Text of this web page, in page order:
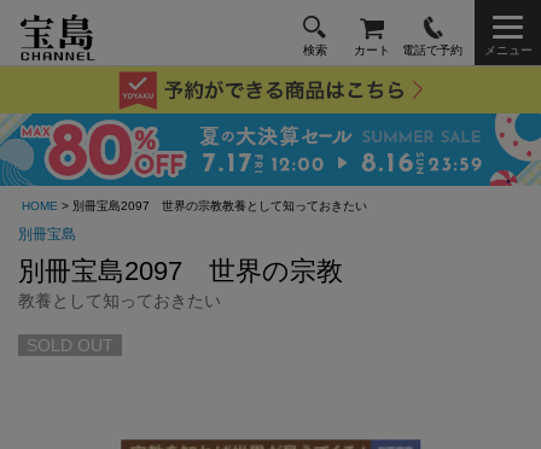
検索 カート 電話で予約 メニュー
HOME > 別冊宝島2097 世界の宗教教養として知っておきたい
別冊宝島
別冊宝島2097 世界の宗教
教養として知っておきたい
SOLD OUT